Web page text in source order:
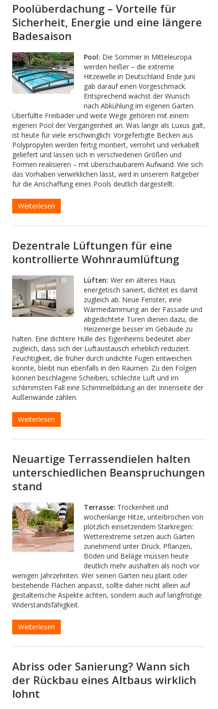
Poolüberdachung – Vorteile für
Sicherheit, Energie und eine längere
Badesaison
Pool: Die Sommer in Mitteleuropa
werden heißer – die extreme
Hitzewelle in Deutschland Ende Juni
gab darauf einen Vorgeschmack.
Entsprechend wächst der Wunsch
nach Abkühlung im eigenen Garten.
Überfüllte Freibäder und weite Wege gehören mit einem
eigenen Pool der Vergangenheit an. Was lange als Luxus galt,
ist heute für viele erschwinglich: Vorgefertigte Becken aus
Polypropylen werden fertig montiert, verrohrt und verkabelt
geliefert und lassen sich in verschiedenen Größen und
Formen realisieren – mit überschaubarem Aufwand. Wie sich
das Vorhaben verwirklichen lässt, wird in unserem Ratgeber
für die Anschaffung eines Pools deutlich dargestellt.
Weiterlesen
Dezentrale Lüftungen für eine
kontrollierte Wohnraumlüftung
Lüften: Wer ein älteres Haus
energetisch saniert, dichtet es damit
zugleich ab. Neue Fenster, eine
Wärmedämmung an der Fassade und
abgedichtete Türen dienen dazu, die
Heizenergie besser im Gebäude zu
halten. Eine dichtere Hülle des Eigenheims bedeutet aber
zugleich, dass sich der Luftaustausch erheblich reduziert.
Feuchtigkeit, die früher durch undichte Fugen entweichen
konnte, bleibt nun ebenfalls in den Räumen. Zu den Folgen
können beschlagene Scheiben, schlechte Luft und im
schlimmsten Fall eine Schimmelbildung an der Innenseite der
Außenwände zählen.
Weiterlesen
Neuartige Terrassendielen halten
unterschiedlichen Beanspruchungen
stand
Terrasse: Trockenheit und
wochenlange Hitze, unterbrochen von
plötzlich einsetzendem Starkregen:
Wetterextreme setzen auch Gärten
zunehmend unter Druck. Pflanzen,
Böden und Beläge müssen heute
deutlich mehr aushalten als noch vor
wenigen Jahrzehnten. Wer seinen Garten neu plant oder
bestehende Flächen anpasst, sollte daher nicht allein auf
gestalterische Aspekte achten, sondern auch auf langfristige
Widerstandsfähigkeit.
Weiterlesen
Abriss oder Sanierung? Wann sich
der Rückbau eines Altbaus wirklich
lohnt